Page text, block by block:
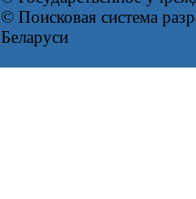
© Поисковая система
Беларуси